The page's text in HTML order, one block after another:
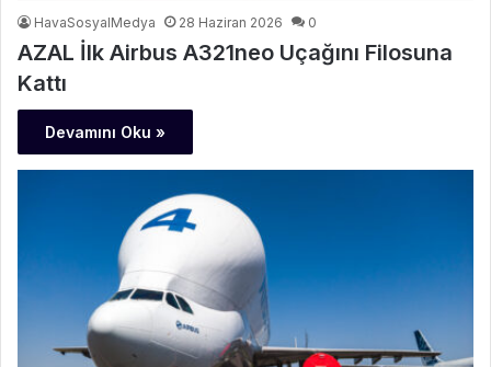
HavaSosyalMedya 28 Haziran 2026 0
AZAL İlk Airbus A321neo Uçağını Filosuna
Kattı
Devamını Oku »